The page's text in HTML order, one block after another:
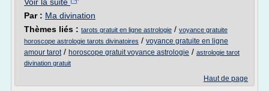
Par : Ma divination
Thèmes liés : tarots gratuit en ligne astrologie / voyance gratuite
horoscope astrologie tarots divinatoires / voyance gratuite en ligne
amour tarot/ horoscope gratuit voyance astrologie / astrologie tarot
divination gratuit
Haut de page